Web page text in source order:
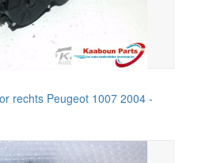
rechts Peugeot 1007 2004 -